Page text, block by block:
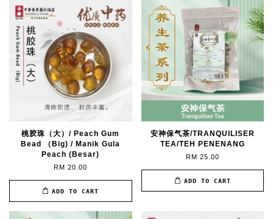
桃胶珠（大）/ Peach Gum
Bead （Big) / Manik Gula
Peach (Besar)
RM 20.00
ADD TO CART
安神保气茶/TRANQUILISER
TEA/TEH PENENANG
RM 25.00
ADD TO CART